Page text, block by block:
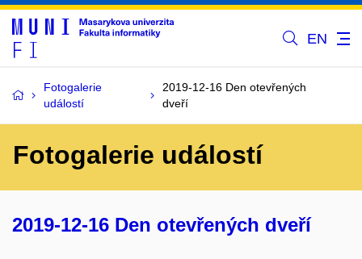
EN
Fotogalerie
událostí
2019-12-16 Den otevřených
dveří
Fotogalerie událostí
2019-12-16 Den otevřených dveří